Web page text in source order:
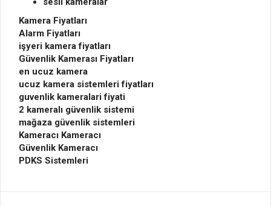
Kamera Fiyatları
Alarm Fiyatları
işyeri kamera fiyatları
Güvenlik Kamerası Fiyatları
en ucuz kamera
ucuz kamera sistemleri fiyatları
guvenlik kameralari fiyati
2 kameralı güvenlik sistemi
mağaza güvenlik sistemleri
Kameracı Kameracı
Güvenlik Kameracı
PDKS Sistemleri